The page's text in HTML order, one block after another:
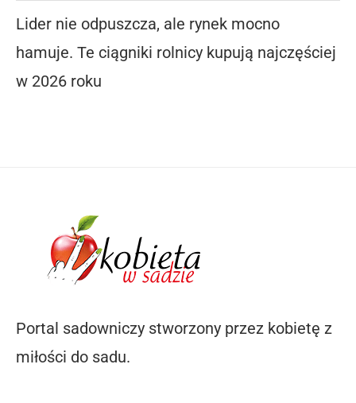
Lider nie odpuszcza, ale rynek mocno
hamuje. Te ciągniki rolnicy kupują najczęściej
w 2026 roku
Portal sadowniczy stworzony przez kobietę z
miłości do sadu.